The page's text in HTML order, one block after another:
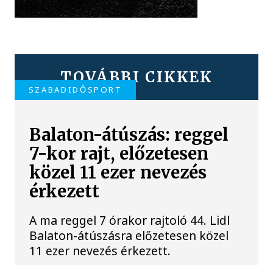
TOVÁBBI CIKKEK
SZABADIDŐSPORT
Balaton-átúszás: reggel
7-kor rajt, előzetesen
közel 11 ezer nevezés
érkezett
A ma reggel 7 órakor rajtoló 44. Lidl
Balaton-átúszásra előzetesen közel
11 ezer nevezés érkezett.